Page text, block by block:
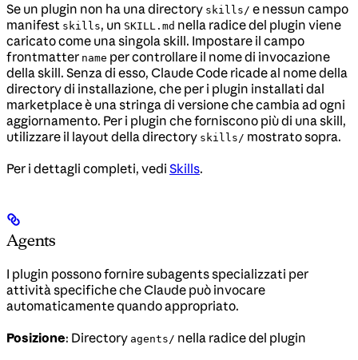
Se un plugin non ha una directory skills/ e nessun campo
manifest skills, un SKILL.md nella radice del plugin viene
caricato come una singola skill. Impostare il campo
frontmatter name per controllare il nome di invocazione
della skill. Senza di esso, Claude Code ricade al nome della
directory di installazione, che per i plugin installati dal
marketplace è una stringa di versione che cambia ad ogni
aggiornamento. Per i plugin che forniscono più di una skill,
utilizzare il layout della directory skills/ mostrato sopra.
Per i dettagli completi, vedi Skills.
Agents
I plugin possono fornire subagents specializzati per
attività specifiche che Claude può invocare
automaticamente quando appropriato.
Posizione: Directory agents/ nella radice del plugin